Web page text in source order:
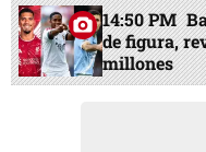
14:50 PM
de figura,
millones